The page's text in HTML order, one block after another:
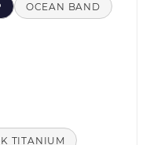
OCEAN BAND
TITANIUM